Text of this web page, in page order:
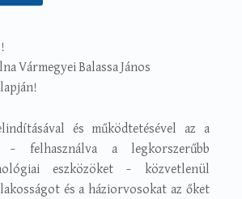
Vármegyei Balassa János
és működtetésével az a
felhasználva a legkorszerűbb
eszközöket – közvetlenül
és a háziorvosokat az őket